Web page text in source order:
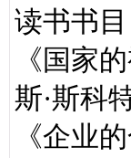
读书书目
《国家
斯·斯科
《企业